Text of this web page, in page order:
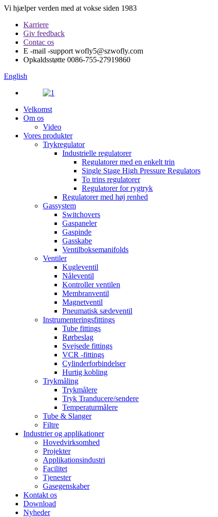
Vi hjælper verden med at vokse siden 1983
Karriere
Giv feedback
Contac os
E -mail -support wofly5@szwofly.com
Opkaldsstøtte 0086-755-27919860
English
Velkomst
Om os
Video
Vores produkter
Trykregulator
Industrielle regulatorer
Regulatorer med en enkelt trin
Single Stage High Pressure Regulators
To trins regulatorer
Regulatorer for rygtryk
Regulatorer med høj renhed
Gassystem
Switchovers
Gaspaneler
Gaspinde
Gasskabe
Ventilboksemanifolds
Ventiler
Kugleventil
Nåleventil
Kontroller ventilen
Membranventil
Magnetventil
Pneumatisk sædeventil
Instrumenteringsfittings
Tube fittings
Rørbeslag
Svejsede fittings
VCR -fittings
Cylinderforbindelser
Hurtig kobling
Trykmåling
Trykmålere
Tryk Tranducere/sendere
Temperaturmålere
Tube & Slanger
Filtre
Industrier og applikationer
Hovedvirksomhed
Projekter
Applikationsindustri
Facilitet
Tjenester
Gasegenskaber
Kontakt os
Download
Nyheder